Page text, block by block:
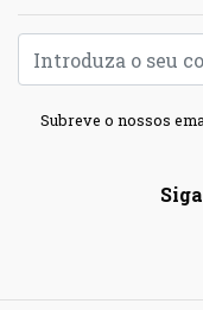
Subreve o nossos